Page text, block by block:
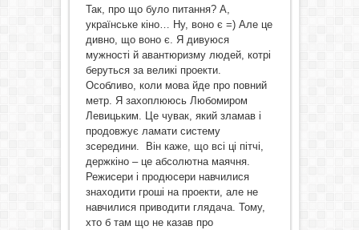
Так, про що було питання? А,
українське кіно… Ну, воно є =) Але це
дивно, що воно є. Я дивуюся
мужності й авантюризму людей, котрі
беруться за великі проекти.
Особливо, коли мова йде про повний
метр. Я захоплююсь Любомиром
Левицьким. Це чувак, який зламав і
продовжує ламати систему
зсередини. Він каже, що всі ці пітчі,
держкіно – це абсолютна маячня.
Режисери і продюсери навчилися
знаходити гроші на проекти, але не
навчилися приводити глядача. Тому,
хто б там що не казав про